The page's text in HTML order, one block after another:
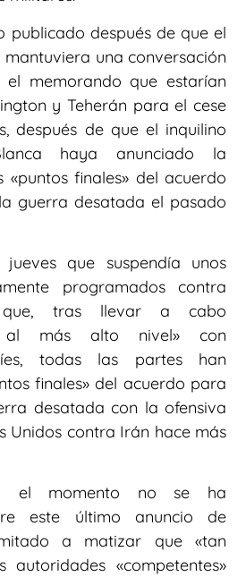
publicado después de que el
una conversación
memorando que estarían
y Teherán para el cese
después de que el inquilino
haya anunciado la
finales» del acuerdo
guerra desatada el pasado
que suspendía unos
programados contra
que, tras llevar a cabo
al más alto nivel» con
todas las partes han
finales» del acuerdo para
desatada con la ofensiva
Unidos contra Irán hace más
el momento no se ha
este último anuncio de
a matizar que «tan
autoridades «competentes»